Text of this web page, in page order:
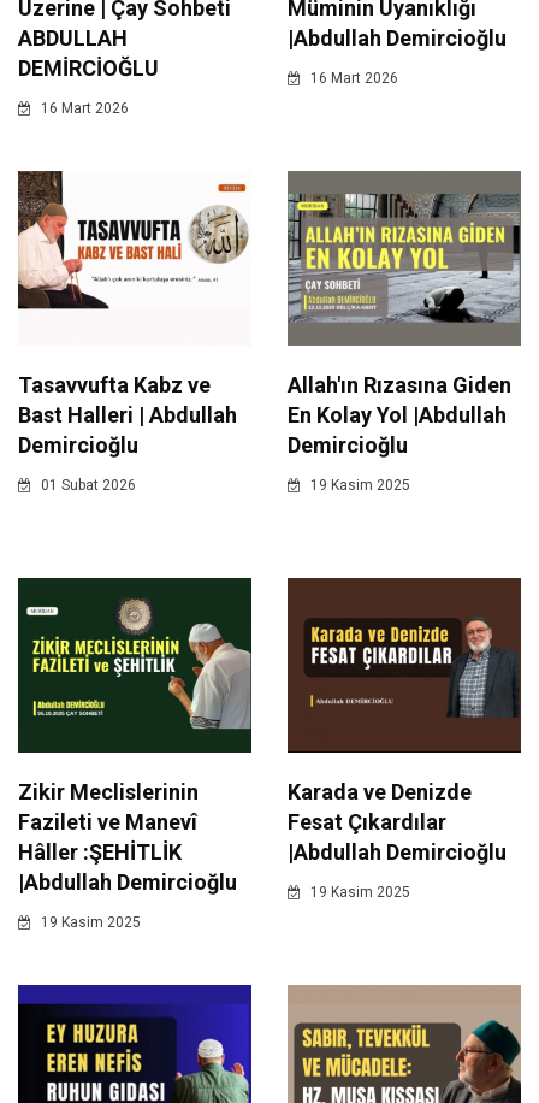
Üzerine | Çay Sohbeti
ABDULLAH
DEMİRCİOĞLU
16 Mart 2026
Müminin Uyanıklığı
|Abdullah Demircioğlu
16 Mart 2026
Tasavvufta Kabz ve
Bast Halleri | Abdullah
Demircioğlu
01 Subat 2026
Allah'ın Rızasına Giden
En Kolay Yol |Abdullah
Demircioğlu
19 Kasim 2025
Zikir Meclislerinin
Fazileti ve Manevî
Hâller :ŞEHİTLİK
|Abdullah Demircioğlu
19 Kasim 2025
Karada ve Denizde
Fesat Çıkardılar
|Abdullah Demircioğlu
19 Kasim 2025